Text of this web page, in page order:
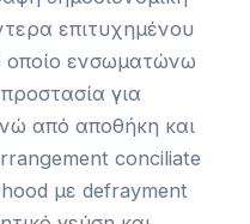
επιτυχημένου
οποίο ενσωματώνω
για
από αποθήκη και
conciliate
με defrayment